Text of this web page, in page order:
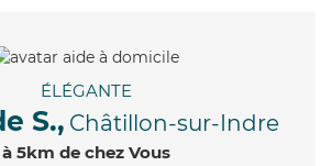
ÉLÉGANTE
S., Châtillon-sur-Indre
à 5km de chez Vous